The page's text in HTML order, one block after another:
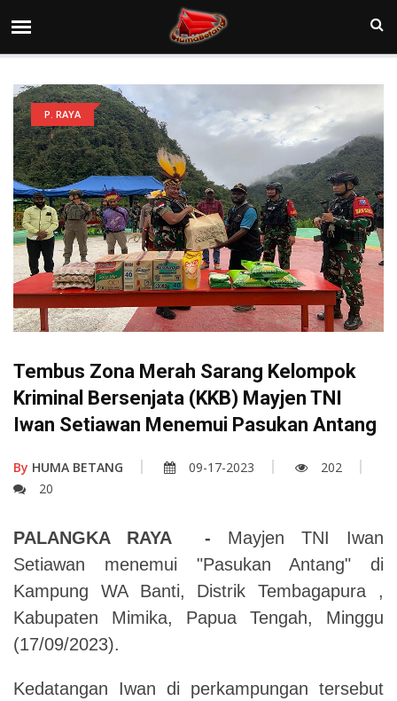
P. RAYA
Tembus Zona Merah Sarang Kelompok
Kriminal Bersenjata (KKB) Mayjen TNI
Iwan Setiawan Menemui Pasukan Antang
By HUMA BETANG 09-17-2023
202
20
PALANGKA RAYA - Mayjen TNI Iwan
Setiawan menemui "Pasukan Antang" di
Kampung WA Banti, Distrik Tembagapura ,
Kabupaten Mimika, Papua Tengah, Minggu
(17/09/2023).
Kedatangan Iwan di perkampungan tersebut